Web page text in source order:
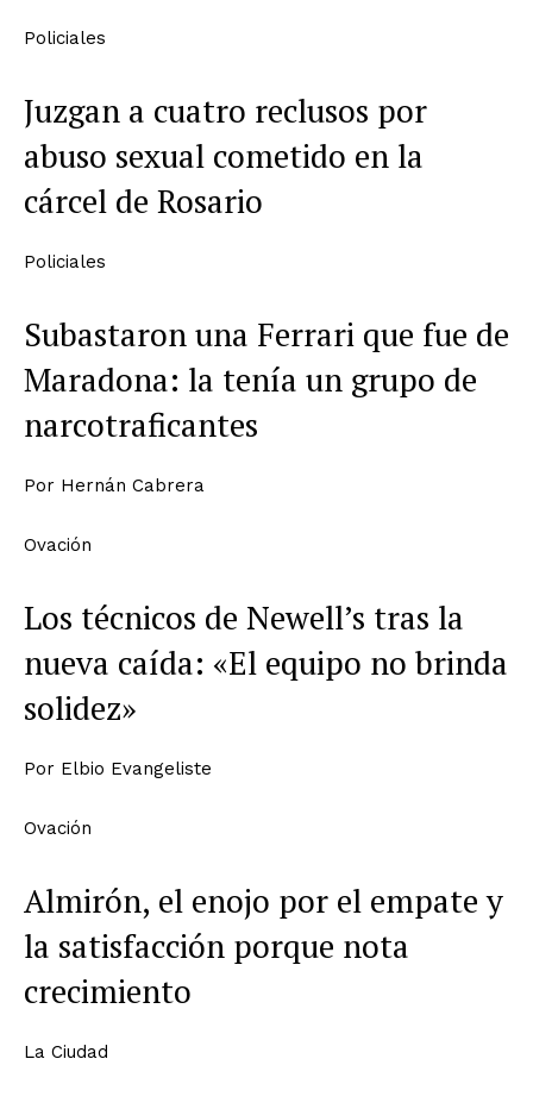
Policiales
Juzgan a cuatro reclusos por
abuso sexual cometido en la
cárcel de Rosario
Policiales
Subastaron una Ferrari que fue de
Maradona: la tenía un grupo de
narcotraficantes
Por Hernán Cabrera
Ovación
Los técnicos de Newell’s tras la
nueva caída: «El equipo no brinda
solidez»
Por Elbio Evangeliste
Ovación
Almirón, el enojo por el empate y
la satisfacción porque nota
crecimiento
La Ciudad